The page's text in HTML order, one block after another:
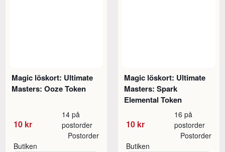
Magic löskort: Ultimate
Masters: Ooze Token
10 kr
14 på
postorder
Butiken
Postorder
Magic löskort: Ultimate
Masters: Spark
Elemental Token
10 kr
16 på
postorder
Butiken
Postorder